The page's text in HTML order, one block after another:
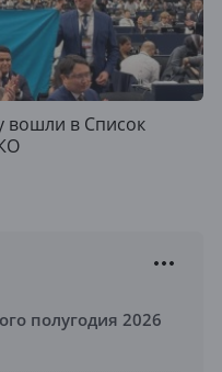
вошли в Список
полугодия 2026